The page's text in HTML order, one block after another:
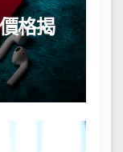
格揭